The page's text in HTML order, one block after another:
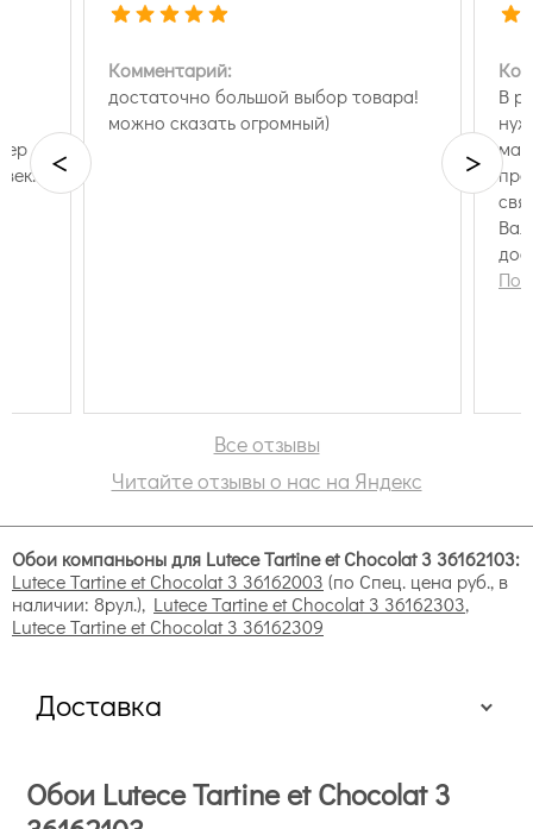
Комментарий:
достаточно большой выбор товара!
можно сказать огромный)
В
< >
Все отзывы
Читайте отзывы о нас на Яндекс
Обои компаньоны для Lutece Tartine et Chocolat 3 36162103:
Lutece Tartine et Chocolat 3 36162003 (по Спец. цена руб., в
наличии: 8рул.), Lutece Tartine et Chocolat 3 36162303,
Lutece Tartine et Chocolat 3 36162309
Доставка
Обои Lutece Tartine et Chocolat 3